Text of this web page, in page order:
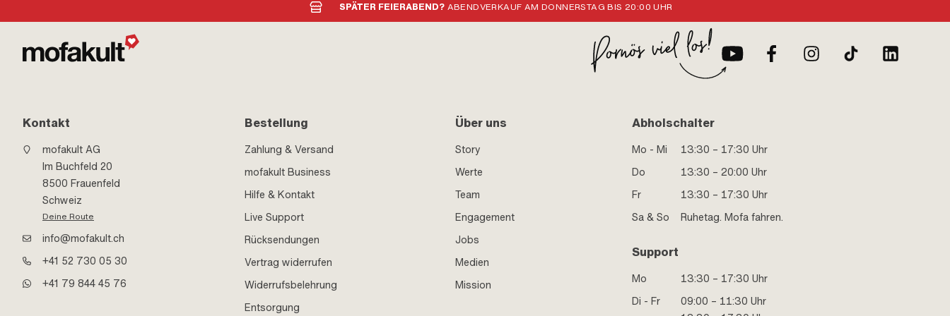
SPÄTER FEIERABEND? ABENDVERKAUF AM DONNERSTAG BIS 20:00 UHR
Kontakt
mofakult AG
Im Buchfeld 20
8500 Frauenfeld
Schweiz
Deine Route
info@mofakult.ch
+41 52 730 05 30
+41 79 844 45 76
Bestellung
Zahlung & Versand
mofakult Business
Hilfe & Kontakt
Live Support
Rücksendungen
Vertrag widerrufen
Widerrufsbelehrung
Entsorgung
Über uns
Story
Werte
Team
Engagement
Jobs
Medien
Mission
Abholschalter
Mo - Mi
13:30 – 17:30 Uhr
Do
13:30 – 20:00 Uhr
Fr
13:30 – 17:30 Uhr
Sa & So
Ruhetag. Mofa fahren.
Support
Mo
13:30 – 17:30 Uhr
Di - Fr
09:00 – 11:30 Uhr